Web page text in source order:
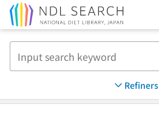
Refiners